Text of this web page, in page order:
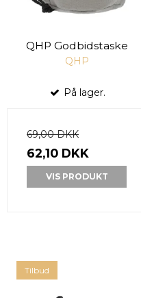
QHP Godbidstaske
QHP
På lager.
69,00 DKK
62,10 DKK
VIS PRODUKT
Tilbud